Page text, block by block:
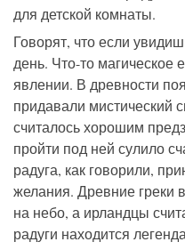
для детской комнаты.
Говорят, что если
день. Что-то магическое
явлении. В древности
придавали мистический
считалось хорошим
пройти под ней сулило
радуга, как говорили,
желания. Древние греки
на небо, а ирландцы
радуги находится